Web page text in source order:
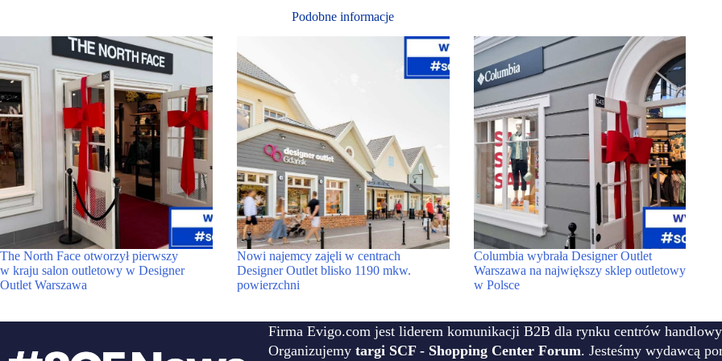
Podobne informacje
The North Face otworzył pierwszy
w kraju salon outletowy w Designer
Outlet Warszawa
Nowi najemcy zajęli w centrach
Designer Outlet blisko 1190 mkw.
powierzchni
Columbia wybrała Designer Outlet
Warszawa na największy sklep outletowy
w Polsce
Firma Evigo.com jest liderem komunikacji B2B dla rynku centrów
Organizujemy targi SCF - Shopping Center Forum. Jesteśmy wydawcą